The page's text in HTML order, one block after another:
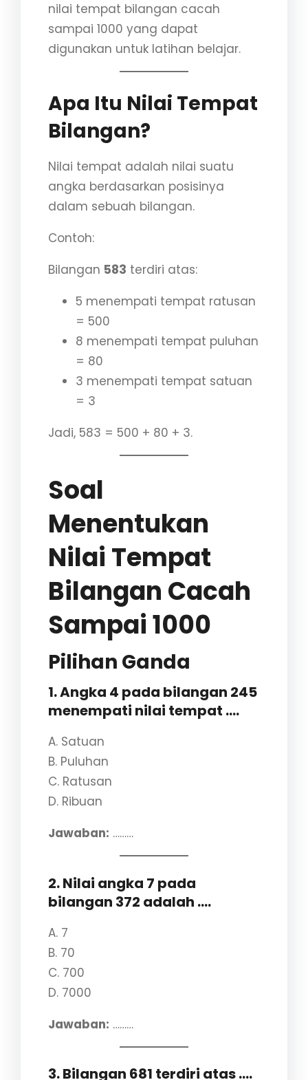
nilai tempat bilangan cacah
sampai 1000 yang dapat
digunakan untuk latihan belajar.
Apa Itu Nilai Tempat
Bilangan?
Nilai tempat adalah nilai suatu
angka berdasarkan posisinya
dalam sebuah bilangan.
Contoh:
Bilangan 583 terdiri atas:
5 menempati tempat ratusan
= 500
8 menempati tempat puluhan
= 80
3 menempati tempat satuan
= 3
Jadi, 583 = 500 + 80 + 3.
Soal
Menentukan
Nilai Tempat
Bilangan Cacah
Sampai 1000
Pilihan Ganda
1. Angka 4 pada bilangan 245
menempati nilai tempat ….
A. Satuan
B. Puluhan
C. Ratusan
D. Ribuan
Jawaban: ………
2. Nilai angka 7 pada
bilangan 372 adalah ….
A. 7
B. 70
C. 700
D. 7000
Jawaban: ………
3. Bilangan 681 terdiri atas ….